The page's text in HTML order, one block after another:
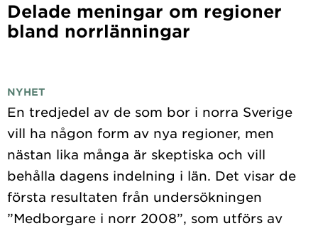
Delade meningar om regioner
bland norrlänningar
NYHET
En tredjedel av de som bor i norra Sverige
vill ha någon form av nya regioner, men
nästan lika många är skeptiska och vill
behålla dagens indelning i län. Det visar de
första resultaten från undersökningen
”Medborgare i norr 2008”, som utförs av